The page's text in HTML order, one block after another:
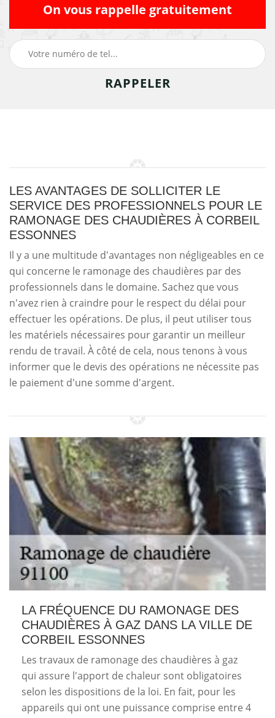
On vous rappelle gratuitement
LES AVANTAGES DE SOLLICITER LE
SERVICE DES PROFESSIONNELS POUR LE
RAMONAGE DES CHAUDIÈRES À CORBEIL
ESSONNES
Il y a une multitude d'avantages non négligeables en ce
qui concerne le ramonage des chaudières par des
professionnels dans le domaine. Sachez que vous
n'avez rien à craindre pour le respect du délai pour
effectuer les opérations. De plus, il peut utiliser tous
les matériels nécessaires pour garantir un meilleur
rendu de travail. À côté de cela, nous tenons à vous
informer que le devis des opérations ne nécessite pas
le paiement d'une somme d'argent.
LA FRÉQUENCE DU RAMONAGE DES
CHAUDIÈRES À GAZ DANS LA VILLE DE
CORBEIL ESSONNES
Les travaux de ramonage des chaudières à gaz
qui assure l'apport de chaleur sont obligatoires
selon les dispositions de la loi. En fait, pour les
appareils qui ont une puissance comprise entre 4